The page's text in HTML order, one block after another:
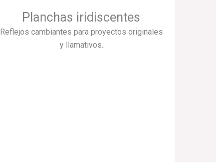
Planchas iridiscentes
Reflejos cambiantes para proyectos originales
y llamativos.